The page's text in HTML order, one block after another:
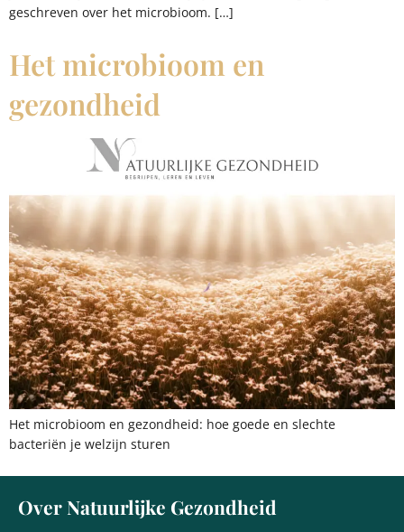
geschreven over het microbioom. […]
Het microbioom en
gezondheid
Het microbioom en gezondheid: hoe goede en slechte
bacteriën je welzijn sturen
Over Natuurlijke Gezondheid